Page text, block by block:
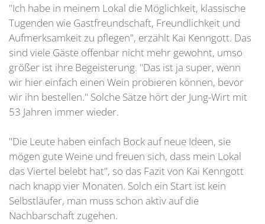
"Ich habe in meinem Lokal die Möglichkeit, klassische
Tugenden wie Gastfreundschaft, Freundlichkeit und
Aufmerksamkeit zu pflegen", erzählt Kai Kenngott. Das
sind viele Gäste offenbar nicht mehr gewohnt, umso
größer ist ihre Begeisterung. "Das ist ja super, wenn
wir hier einfach einen Wein probieren können, bevor
wir ihn bestellen." Solche Sätze hört der Jung-Wirt mit
53 Jahren immer wieder.
"Die Leute haben einfach Bock auf neue Ideen, sie
mögen gute Weine und freuen sich, dass mein Lokal
das Viertel belebt hat", so das Fazit von Kai Kenngott
nach knapp vier Monaten. Solch ein Start ist kein
Selbstläufer, man muss schon aktiv auf die
Nachbarschaft zugehen.